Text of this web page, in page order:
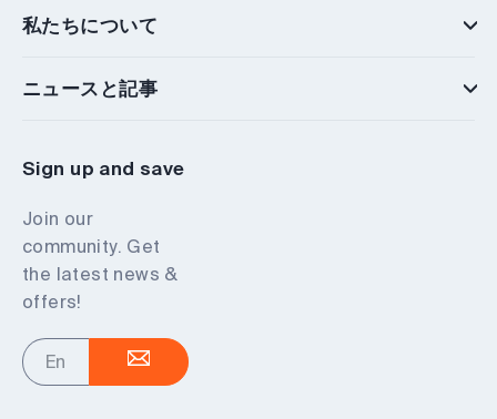
私たちについて
ニュースと記事
Sign up and save
Join our
community. Get
the latest news &
offers!
Enter
your